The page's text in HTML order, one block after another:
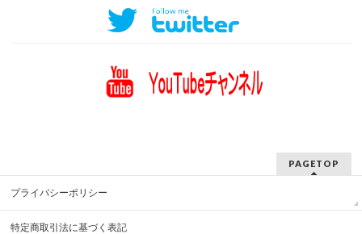
PAGETOP
プライバシーポリシー
特定商取引法に基づく表記